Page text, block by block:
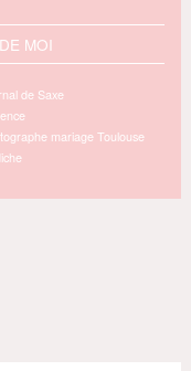
MOI
de Saxe
mariage Toulouse